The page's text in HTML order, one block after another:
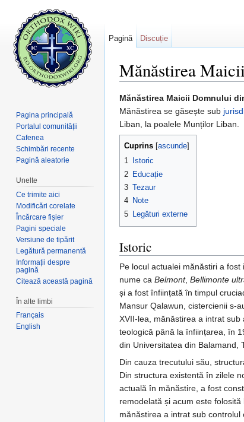
Mănăstirea
Mănăstirea Maicii Domnului
Mănăstirea se găsește sub
Liban, la poalele Munților Liban.
Cuprins ascunde
1
Istoric
2 Educație
3 Tezaur
4 Note
5
Legături externe
Istoric
Pe locul actualei mănăstiri a
nume ca Belmont, Bellimonte
și a fost înființată în timpul
Mansur Qalawun, cistercienii s-
XVII-lea, mănăstirea a intrat
teologică până la înființarea, în
din Universitatea din Balamand,
Din cauza trecutului său,
Din structura existentă în zilele
actuală în mănăstire, a fost
remodelată și acum este
mănăstirea a intrat sub
Pagină Discuție
Pagina principală
Portalul comunității
Cafenea
Schimbări recente
Pagină aleatorie
Unelte
Ce trimite aici
Modificări corelate
Încărcare fișier
Pagini speciale
Versiune de tipărit
Legătură permanentă
Informații despre
pagină
Citează această pagină
În alte limbi
Français
English